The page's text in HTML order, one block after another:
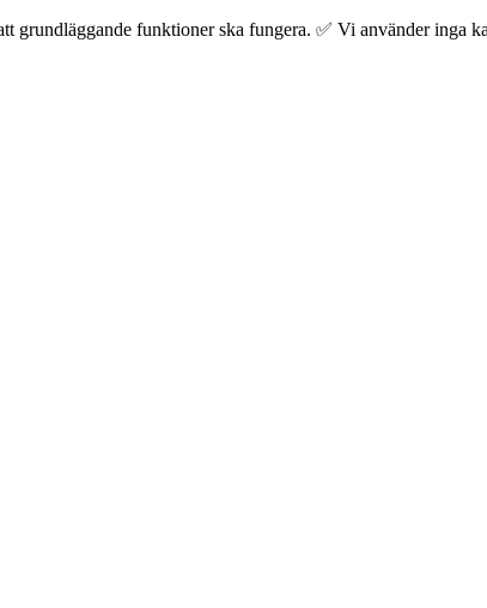
grundläggande funktioner ska fungera. ✅ Vi använder